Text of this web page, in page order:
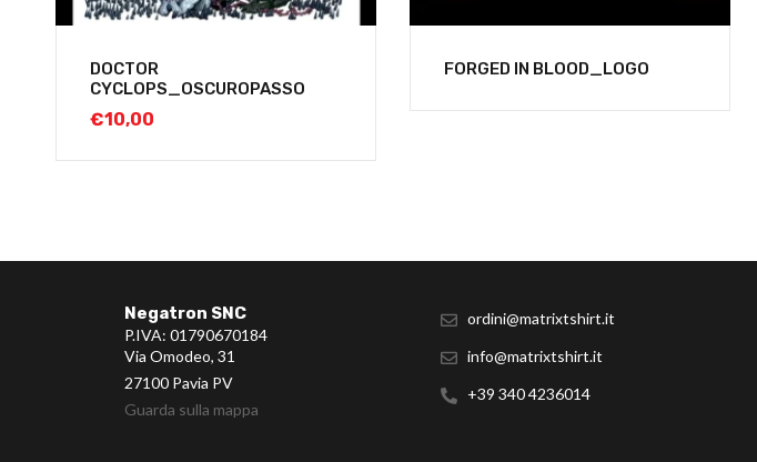
DOCTOR
CYCLOPS_OSCUROPASSO
€10,00
FORGED IN BLOOD_LOGO
Negatron SNC
P.IVA: 01790670184
Via Omodeo, 31
27100 Pavia PV
Guarda sulla mappa
ordini@matrixtshirt.it
info@matrixtshirt.it
+39 340 4236014